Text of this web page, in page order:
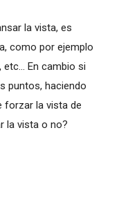
la vista, es
como por ejemplo
En cambio si
puntos, haciendo
forzar la vista de
la vista o no?